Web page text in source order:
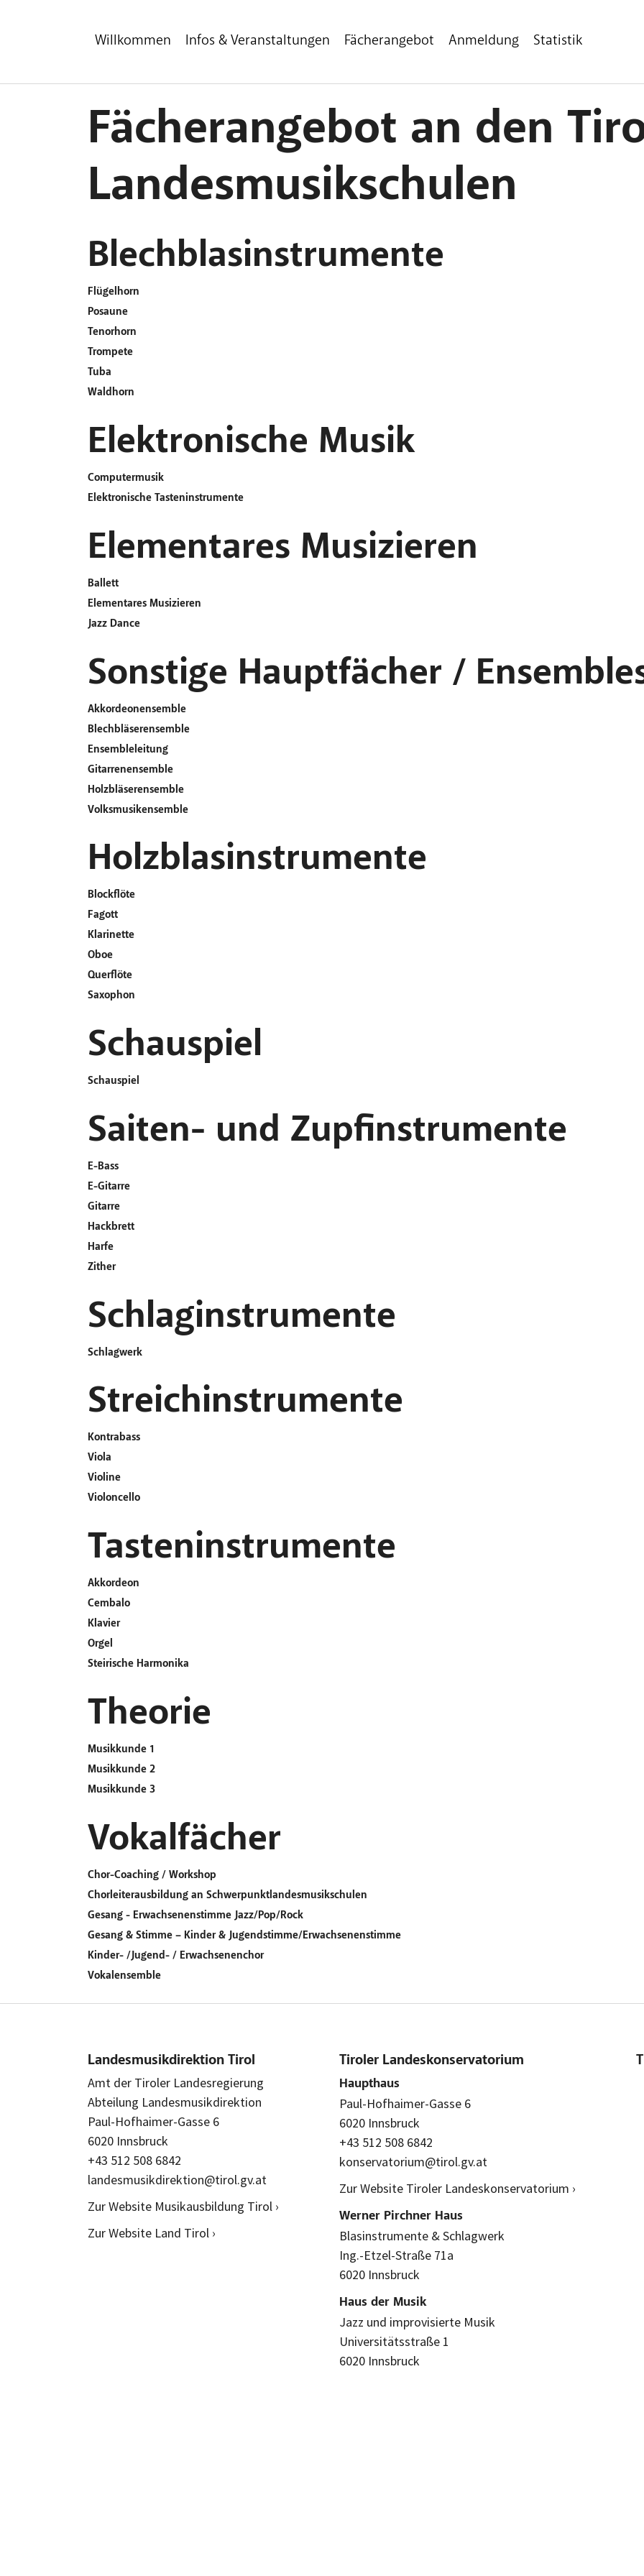
Willkommen Infos & Veranstaltungen Fächerangebot Anmeldung Statistik
Fächerangebot an den
Landesmusikschulen
Blechblasinstrumente
Flügelhorn
Posaune
Tenorhorn
Trompete
Tuba
Waldhorn
Elektronische Musik
Computermusik
Elektronische Tasteninstrumente
Elementares Musizieren
Ballett
Elementares Musizieren
Jazz Dance
Sonstige Hauptfächer /
Akkordeonensemble
Blechbläserensemble
Ensembleleitung
Gitarrenensemble
Holzbläserensemble
Volksmusikensemble
Holzblasinstrumente
Blockflöte
Fagott
Klarinette
Oboe
Querflöte
Saxophon
Schauspiel
Schauspiel
Saiten- und Zupfinstrumente
E-Bass
E-Gitarre
Gitarre
Hackbrett
Harfe
Zither
Schlaginstrumente
Schlagwerk
Streichinstrumente
Kontrabass
Viola
Violine
Violoncello
Tasteninstrumente
Akkordeon
Cembalo
Klavier
Orgel
Steirische Harmonika
Theorie
Musikkunde 1
Musikkunde 2
Musikkunde 3
Vokalfächer
Chor-Coaching / Workshop
Chorleiterausbildung an Schwerpunktlandesmusikschulen
Gesang - Erwachsenenstimme Jazz/Pop/Rock
Gesang & Stimme – Kinder & Jugendstimme/Erwachsenenstimme
Kinder- /Jugend- / Erwachsenenchor
Vokalensemble
Landesmusikdirektion Tirol
Amt der Tiroler Landesregierung
Abteilung Landesmusikdirektion
Paul-Hofhaimer-Gasse 6
6020 Innsbruck
+43 512 508 6842
landesmusikdirektion@tirol.gv.at
Zur Website Musikausbildung Tirol ›
Zur Website Land Tirol ›
Tiroler Landeskonservatorium
Haupthaus
Paul-Hofhaimer-Gasse 6
6020 Innsbruck
+43 512 508 6842
konservatorium@tirol.gv.at
Zur Website Tiroler Landeskonservatorium ›
Werner Pirchner Haus
Blasinstrumente & Schlagwerk
Ing.-Etzel-Straße 71a
6020 Innsbruck
Haus der Musik
Jazz und improvisierte Musik
Universitätsstraße 1
6020 Innsbruck